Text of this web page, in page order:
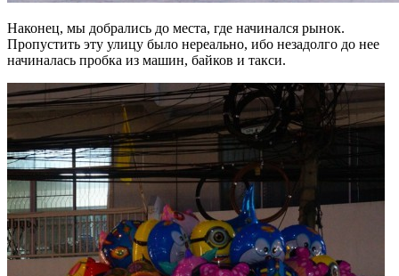
Наконец, мы добрались до места, где начинался рынок.
Пропустить эту улицу было нереально, ибо незадолго до нее
начиналась пробка из машин, байков и такси.